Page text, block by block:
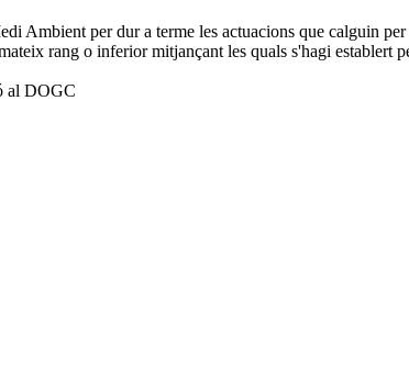
Ambient per dur a terme les actuacions que calguin
rang o inferior mitjançant les quals s'hagi
al DOGC